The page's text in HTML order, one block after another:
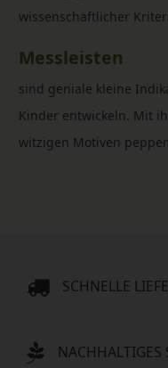
wissenschaftlicher
Messleisten
sind geniale kleine
Kinder entwickeln. Mit
witzigen Motiven
SCHNELLE
NACHHALTIGES